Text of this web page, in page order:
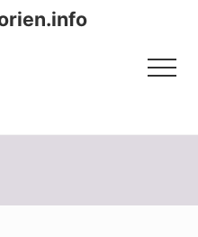
Menu